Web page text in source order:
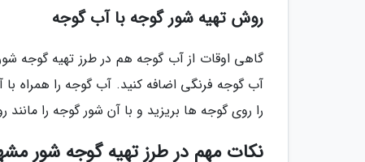
روش تهیه شور گوجه با آب گوجه
گاهی اوقات از آب گوجه هم در طرز تهیه گوجه
آب گوجه فرنگی اضافه کنید. آب گوجه را
را روی گوجه ها بریزید و با آن شور گوجه را مانند
نکات مهم در طرز تهیه گوجه شور